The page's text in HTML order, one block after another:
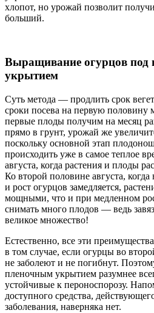
хлопот, но урожай позволит
больший.
Выращивание огурцов под
укрытием
Суть метода — продлить срок
сроки посева на первую половину
первые плоды получим на месяц
прямо в грунт, урожай же
поскольку основной этап
происходить уже в самое теплое
августа, когда растения и плоды
Ко второй половине августа,
и рост огурцов замедляется,
мощными, что и при медленном
снимать много плодов — ведь
великое множество!
Естественно, все эти
в том случае, если огурцы во
не заболеют и не погибнут.
пленочным укрытием разумнее
устойчивые к пероноспорозу.
доступного средства,
заболевания, наверняка нет.